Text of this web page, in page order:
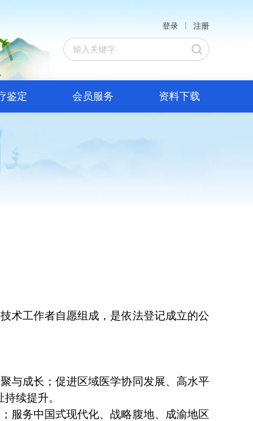
登录 注册
鉴定 会员服务 资料下载
术工作者自愿组成，是依法登记成立的公
与成长；促进区域医学协同发展、高水平
续提升。
服务中国式现代化、战略腹地、成渝地区